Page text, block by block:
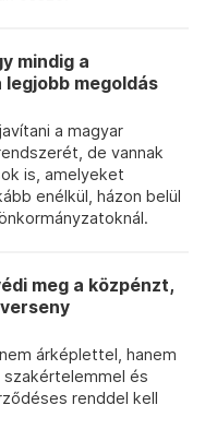
mindig a
legjobb megoldás
a magyar
de vannak
is, amelyeket
enélkül, házon belül
meg a közpénzt,
árképlettel, hanem
és
renddel kell